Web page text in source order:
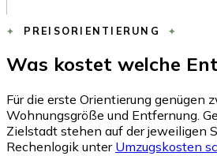
PREISORIENTIERUNG
Was kostet welche
Für die erste Orientierung genügen
Wohnungsgröße und Entfernung.
Zielstadt stehen auf der jeweiligen
Rechenlogik unter Umzugskosten